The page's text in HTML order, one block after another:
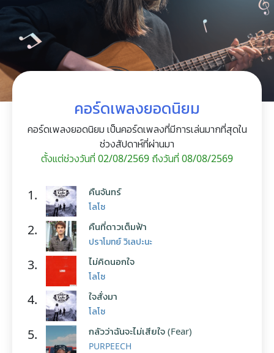
คอร์ดเพลงยอดนิยม
คอร์ดเพลงยอดนิยม เป็นคอร์ดเพลงที่มีการเล่นมากที่สุดใน
ช่วงสัปดาห์ที่ผ่านมา
ตั้งแต่ช่วงวันที่ 02/08/2569 ถึงวันที่ 08/08/2569
1. คืนจันทร์
โลโซ
2. คืนที่ดาวเต็มฟ้า
ปราโมทย์ วิเลปะนะ
3. ไม่คิดนอกใจ
โลโซ
4. ใจสั่งมา
โลโซ
5. กลัวว่าฉันจะไม่เสียใจ (Fear)
PURPEECH